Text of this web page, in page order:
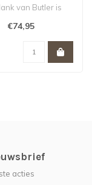
van Butler is
voor al je
€74,95
acties